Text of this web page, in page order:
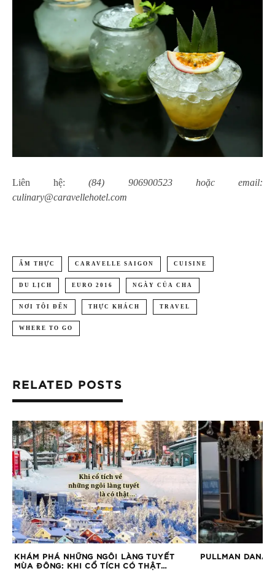
Liên hệ:(84) 906900523 hoặc email:
culinary@caravellehotel.com
ẨM THỰC CARAVELLE SAIGON CUISINE
DU LỊCH EURO 2016 NGÀY CỦA CHA
NƠI TÔI ĐẾN THỰC KHÁCH TRAVEL
WHERE TO GO
RELATED POSTS
KHÁM PHÁ NHỮNG NGÔI LÀNG TUYẾT
MÙA ĐÔNG: KHI CỔ TÍCH CÓ THẬT…
PULLMAN